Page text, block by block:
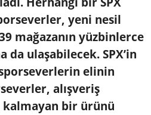
yeni nesil
mağazanın yüzbinlerce
ulaşabilecek. SPX’in
elinin
alışveriş
kalmayan bir ürünü